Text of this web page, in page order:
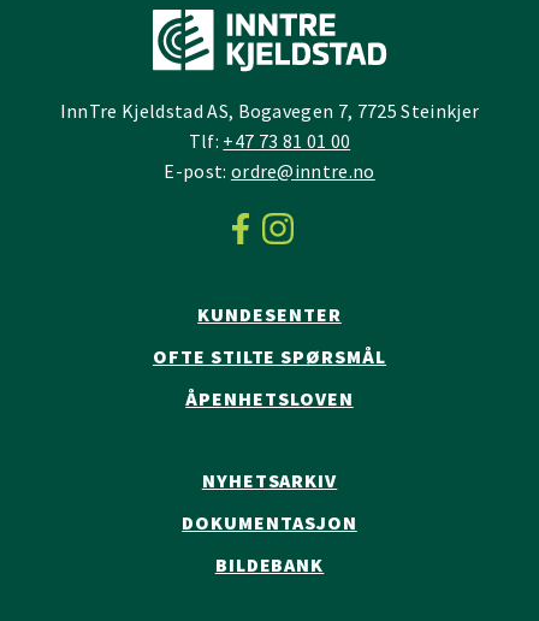
InnTre Kjeldstad AS, Bogavegen 7, 7725 Steinkjer
Tlf: +47 73 81 01 00
E-post: ordre@inntre.no
KUNDESENTER
OFTE STILTE SPØRSMÅL
ÅPENHETSLOVEN
NYHETSARKIV
DOKUMENTASJON
BILDEBANK